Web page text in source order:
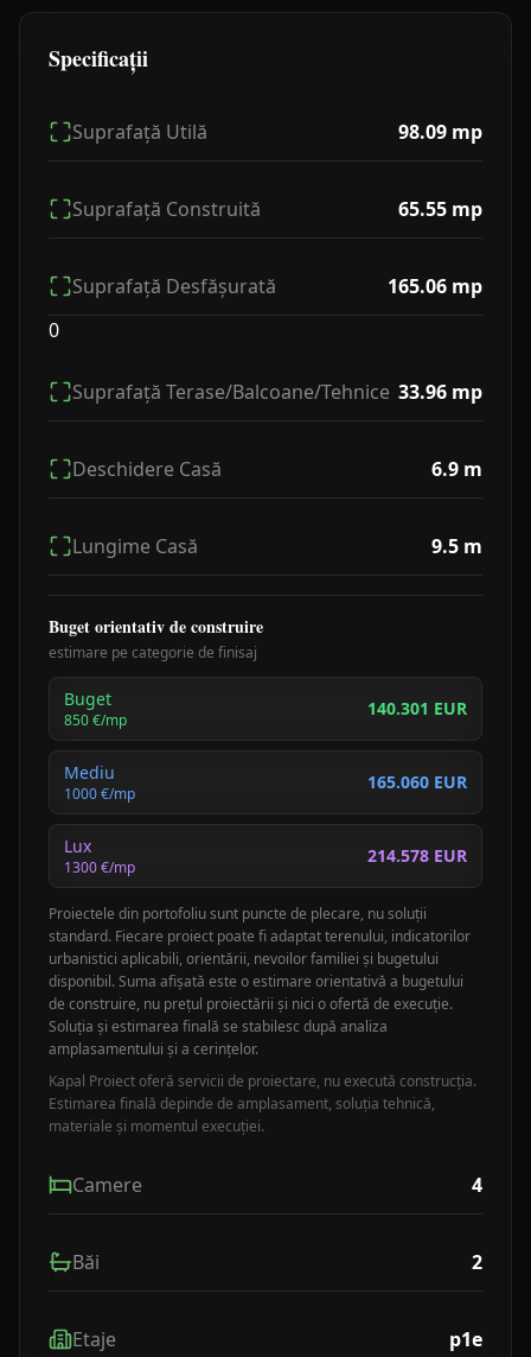
Specificații
Suprafață Utilă 98.09 mp
Suprafață Construită 65.55 mp
Suprafață Desfășurată 165.06 mp
0
Suprafață Terase/Balcoane/Tehnice 33.96 mp
Deschidere Casă 6.9 m
Lungime Casă 9.5 m
Buget orientativ de construire
estimare pe categorie de finisaj
Buget
850€/mp
140.301 EUR
Mediu
1000€/mp
165.060 EUR
Lux
1300€/mp
214.578 EUR
Proiectele din portofoliu sunt puncte de plecare, nu soluții
standard. Fiecare proiect poate fi adaptat terenului, indicatorilor
urbanistici aplicabili, orientării, nevoilor familiei și bugetului
disponibil. Suma afișată este o estimare orientativă a bugetului
de construire, nu prețul proiectării și nici o ofertă de execuție.
Soluția și estimarea finală se stabilesc după analiza
amplasamentului și a cerințelor.
Kapal Proiect oferă servicii de proiectare, nu execută construcția.
Estimarea finală depinde de amplasament, soluția tehnică,
materiale și momentul execuției.
Camere 4
Băi 2
Etaje p1e